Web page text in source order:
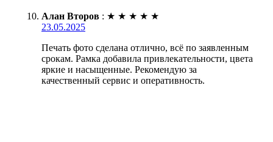
Алан Второв : ★ ★ ★ ★ ★
23.05.2025
Печать фото сделана отлично, всё по заявленным
срокам. Рамка добавила привлекательности, цвета
яркие и насыщенные. Рекомендую за
качественный сервис и оперативность.